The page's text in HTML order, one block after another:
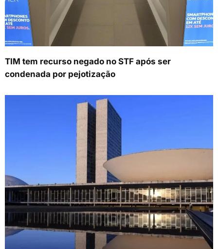
TIM tem recurso negado no STF após ser
condenada por pejotização